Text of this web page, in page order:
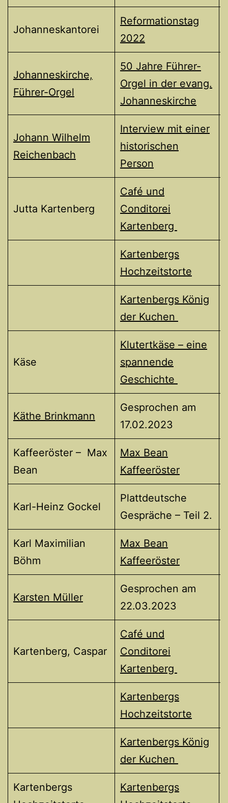
Johanneskantorei
Reformationstag
2022
Johanneskirche,
Führer-Orgel
50 Jahre Führer-
Orgel in der evang.
Johanneskirche
Johann Wilhelm
Reichenbach
Interview mit einer
historischen
Person
Jutta Kartenberg
Café und
Conditorei
Kartenberg
Kartenbergs
Hochzeitstorte
Kartenbergs König
der Kuchen
Käse
Klutertkäse – eine
spannende
Geschichte
Käthe Brinkmann
Gesprochen am
17.02.2023
Kaffeeröster – Max
Bean
Max Bean
Kaffeeröster
Karl-Heinz Gockel
Plattdeutsche
Gespräche – Teil 2.
Karl Maximilian
Böhm
Max Bean
Kaffeeröster
Karsten Müller
Gesprochen am
22.03.2023
Kartenberg, Caspar
Café und
Conditorei
Kartenberg
Kartenbergs
Hochzeitstorte
Kartenbergs König
der Kuchen
Kartenbergs
Kartenbergs